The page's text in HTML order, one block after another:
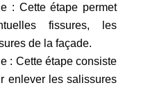
: Cette étape permet
fissures, les
de la façade.
: Cette étape consiste
enlever les salissures